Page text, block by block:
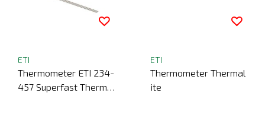
ETI
Thermometer ETI 234-
457 Superfast Therma
ETI
Thermometer Thermal
ite